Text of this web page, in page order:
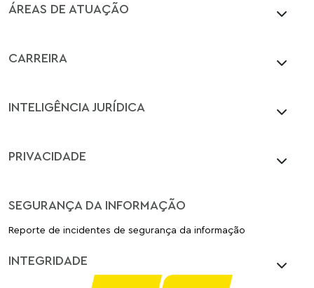
ÁREAS DE ATUAÇÃO
CARREIRA
INTELIGÊNCIA JURÍDICA
PRIVACIDADE
SEGURANÇA DA INFORMAÇÃO
Reporte de incidentes de segurança da informação
INTEGRIDADE